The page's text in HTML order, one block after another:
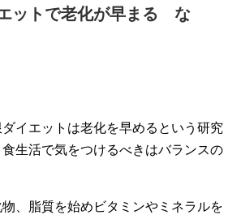
ットで老化が早まる な
イエットは老化を早めるという研究
生活で気をつけるべきはバランスの
、脂質を始めビタミンやミネラルを